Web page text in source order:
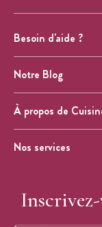
Besoin d'aide ?
Notre Blog
À propos de
Nos services